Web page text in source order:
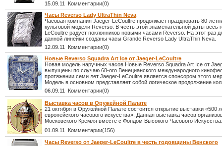
15.09.11 Комментарии(0)
Часы Reverso Lady UltraThin Neva
Часовая компания Jaeger-LeCoultre продолжает праздновать 80-
культовой модели Reverso. В честь этой знаменательной даты весь
LeCoultre радует поклонников новыми часами Reverso. На этот раз
данной линейки созданы часы Grande Reverso Lady UltraThin Neva.
12.09.11 Комментарии(0)
Новые Reverso Squadra Art Ice от Jaeger-LeCoultre
Новая модель наручных часов Новые Reverso Squadra Art Ice от
выпущены по случаю 68-ого Венецианского международного
протяжении семи лет Jaeger-LeCoultre является спонсором этого
Модель в основном представляет собой логическое продолжение
06.09.11 Комментарии(0)
Выставка часов в Оружейной Палате
21 октября в Оружейной Палате состоится открытие выставки «500
европейского часового искусства». Данная выставка часов
Московского Кремля вместе с Фондом Высокого Часового Искусства.
01.09.11 Комментарии(156)
Часы Reverso от Jaeger-LeCoultre в честь годовщины Венского